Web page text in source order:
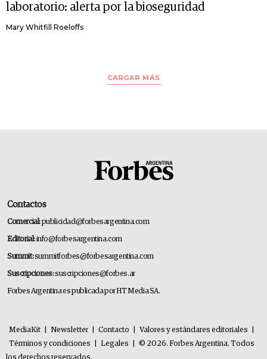
laboratorio: alerta por la bioseguridad
Mary Whitfill Roeloffs
CARGAR MÁS
Contactos
Comercial:publicidad@forbesargentina.com
Editorial:info@forbesargentina.com
Summit:summitforbes@forbesargentina.com
Suscripciones:suscripciones@forbes.ar
Forbes Argentina es publicada por HT Media SA.
MediaKit Newsletter Contacto Valores y estándares editoriales
Términos y condiciones
Legales
© 2026. Forbes Argentina. Todos